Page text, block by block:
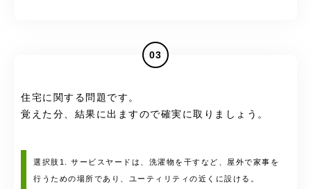
03
住宅に関する問題です。
覚えた分、結果に出ますので確実に取りましょう。
選択肢1. サービスヤードは、洗濯物を干すなど、屋外で家事を
行うための場所であり、ユーティリティの近くに設ける。